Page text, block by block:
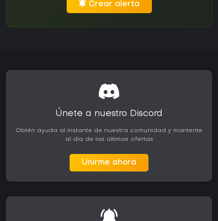
Crear alerta
Únete a nuestro Discord
Obtén ayuda al instante de nuestra comunidad y mantente
al día de las últimas ofertas
Unirme ahora